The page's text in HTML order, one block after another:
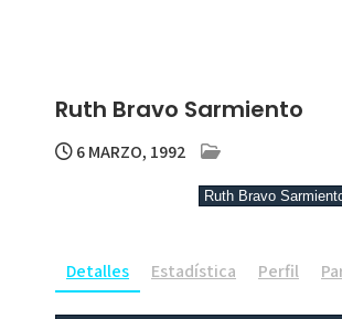
Ruth Bravo Sarmiento
6 MARZO, 1992
Detalles Estadística Perfil